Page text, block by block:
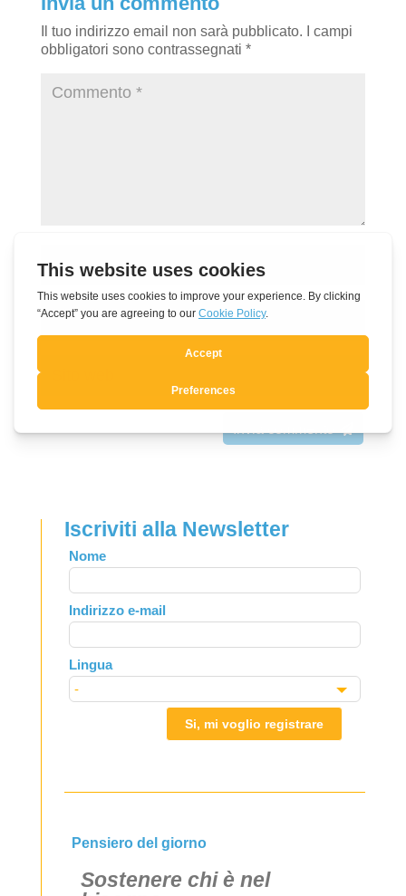
Il tuo indirizzo email non sarà pubblicato.
I campi
obbligatori sono contrassegnati *
Iscriviti alla Newsletter
Leave
this
field
blank
Nome
Indirizzo e-mail
Lingua
Si, mi voglio registrare
Pensiero del giorno
Sostenere chi è nel